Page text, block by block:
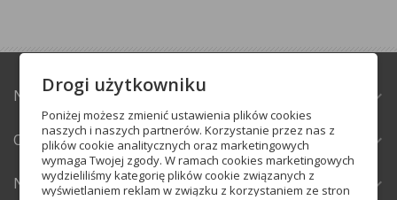
NATURABAZAR.PL expand_more
OBSŁUGA KLIENTA expand_more
NEWSLETTER expand_more
Drogi użytkowniku
Poniżej możesz zmienić ustawienia plików cookies
naszych i naszych partnerów. Korzystanie przez nas z
plików cookie analitycznych oraz marketingowych
wymaga Twojej zgody. W ramach cookies marketingowych
wydzieliliśmy kategorię plików cookie związanych z
wyświetlaniem reklam w związku z korzystaniem ze stron